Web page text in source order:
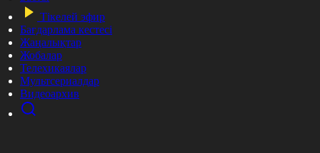
Тікелей эфир
Бағдарлама кестесі
Жаңалықтар
Жобалар
Телехикаялар
Мультсериалдар
Видеоархив